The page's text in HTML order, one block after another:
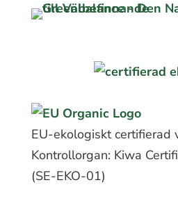
EU-ekologiskt certifierad
Kontrollorgan: Kiwa
(SE-EKO-01)